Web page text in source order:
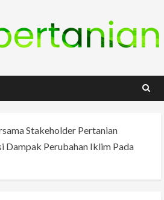
Stakeholder Pertanian
Dampak Perubahan Iklim Pada